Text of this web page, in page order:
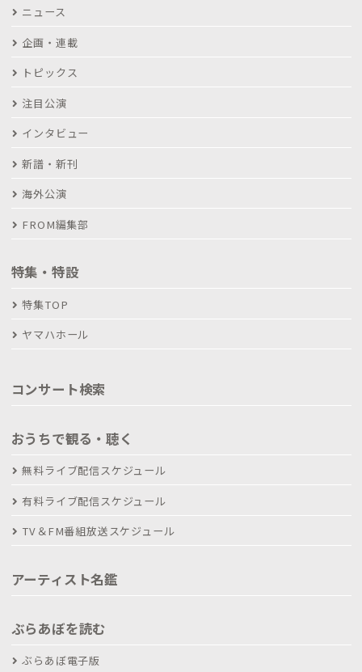
ニュース
企画・連載
トピックス
注目公演
インタビュー
新譜・新刊
海外公演
FROM編集部
特集・特設
特集TOP
ヤマハホール
コンサート検索
おうちで観る・聴く
無料ライブ配信スケジュール
有料ライブ配信スケジュール
TV＆FM番組放送スケジュール
アーティスト名鑑
ぶらあぼを読む
ぶらあぼ電子版